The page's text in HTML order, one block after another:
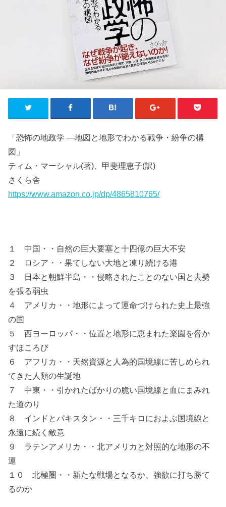
「恐怖の地政学 ―地図と地形でわかる戦争・紛争の構
図」
ティム・マーシャル(著)、甲斐理恵子(訳)
さくら舎
https://www.amazon.co.jp/dp/4865810765/
１ 中国・・自然の巨大要塞と十四億の巨大不安
２ ロシア・・果てしない大地と凍り続ける港
３ 日本と朝鮮半島・・侵略されたことのない国と去勢
を張る弱虫
４ アメリカ・・地形によって運命づけられた史上最強
の国
５ 西ヨーロッパ・・位置と地形に恵まれた楽園を脅か
すほころび
６ アフリカ・・天然資源と人為的国境線に苦しめられ
てきた人類の生誕地
７ 中東・・引かれたばかりの脆い国境線と血にまみれ
た道のり
８ インドとパキスタン・・三千キロにおよぶ国境線と
永遠に続く敵意
９ ラテンアメリカ・・北アメリカと対照的な地形の不
運
１０ 北極圏・・新たな戦場となるか、強欲に打ち勝て
るのか